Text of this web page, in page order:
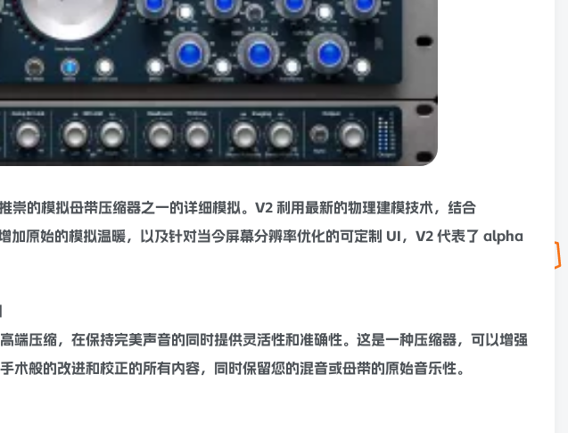
崇的模拟母带压缩器之一的详细模拟。V2 利用最新的物理建模技术，结合
原始的模拟温暖，以及针对当今屏幕分辨率优化的可定制 UI，V2 代表了 alpha
端压缩，在保持完美声音的同时提供灵活性和准确性。这是一种压缩器，可以增强
术般的改进和校正的所有内容，同时保留您的混音或母带的原始音乐性。